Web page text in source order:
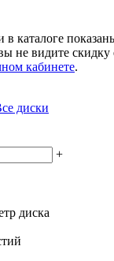
каталоге
не видите
кабинете.
диски
+
диска